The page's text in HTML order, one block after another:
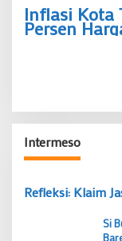
Inflasi Kota
Persen
Penahan
Intermeso
Refleksi: Klaim
Si